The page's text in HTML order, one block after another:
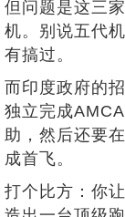
但问题是这三
机。别说五代
有搞过。
而印度政府的
独立完成
助，然后还要
成首飞。
打个比方：你